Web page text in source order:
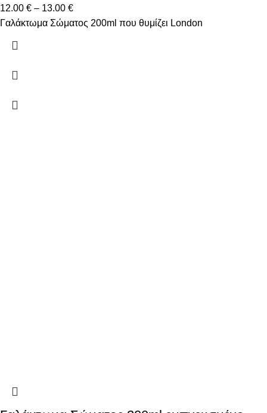
12.00 € – 13.00 €
Γαλάκτωμα Σώματος 200ml που θυμίζει London